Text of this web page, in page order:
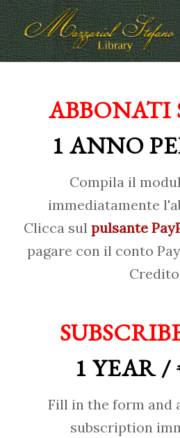
ABBONATI
1 ANNO
Compila il
immediatamente
Clicca sul pulsante
pagare con il conto
1 YEAR /
Fill in the form and
subscription